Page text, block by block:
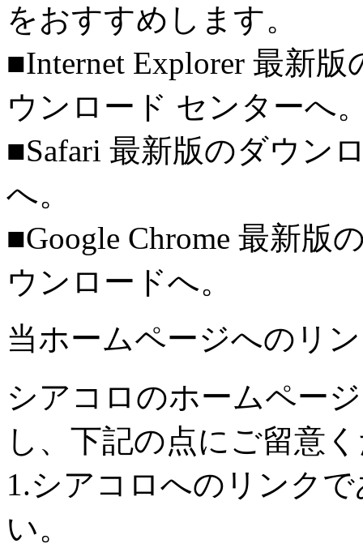
をおすすめします。
■Internet Explorer 最新
ウンロード センターへ
■Safari 最新版のダウン
へ。
■Google Chrome 最新版
ウンロードへ。
当ホームページへのリ
シアコロのホームペー
し、下記の点にご留意
1.シアコロへのリンク
い。